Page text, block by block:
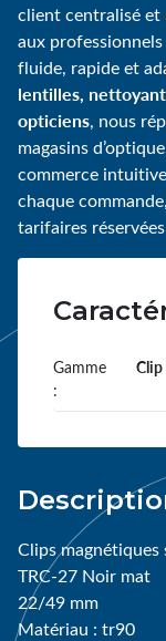
client centralisé
aux
fluide, rapide et
lentilles,
opticiens, nous
magasins
commerce
chaque
tarifaires
Gamme
:
Clips
TRC-27 Noir mat
22/49 mm
Matériau : tr90